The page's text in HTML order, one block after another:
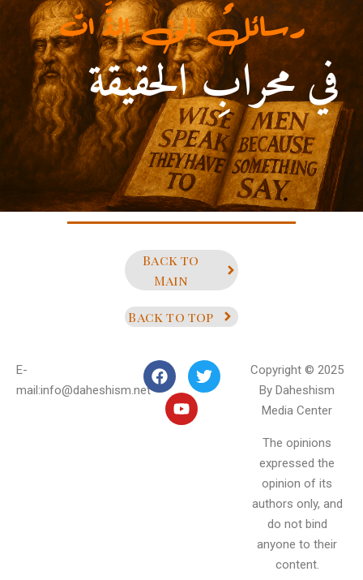
في محرابِ الحقيقة
علي بن أبي طالب)
رسائلٌ الى الذَّ ات
Back to
Main
Back to top
E-
mail:info@daheshism.net
Copyright © 2025
By Daheshism
Media Center
The opinions
expressed the
opinion of its
authors only, and
do not bind
anyone to their
content.